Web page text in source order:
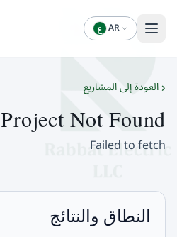
ع AR
‹العودة إلى المشاريع
Project Not Found
Failed to fetch
النطاق والنتائج